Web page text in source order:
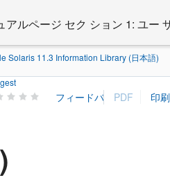
アルページ セク ション 1: ユー
Solaris 11.3 Information Library (日本語)